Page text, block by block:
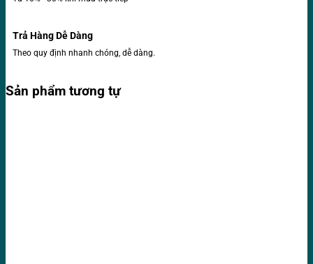
Trả Hàng Dễ Dàng
Theo quy định nhanh chóng, dễ dàng.
Sản phẩm tương tự